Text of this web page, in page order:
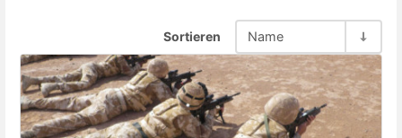
Sortieren Name